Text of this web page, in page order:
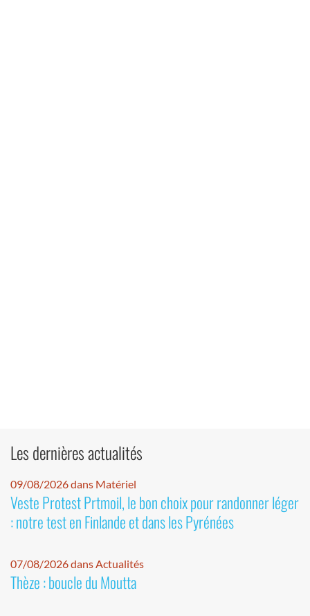
Les dernières actualités
09/08/2026 dans Matériel
Veste Protest Prtmoil, le bon choix pour randonner léger
: notre test en Finlande et dans les Pyrénées
07/08/2026 dans Actualités
Thèze : boucle du Moutta